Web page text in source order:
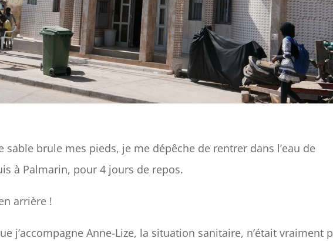
sable brule mes pieds, je me dépêche de rentrer dans l’eau de
à Palmarin, pour 4 jours de repos.
arrière !
j’accompagne Anne-Lize, la situation sanitaire, n’était vraiment